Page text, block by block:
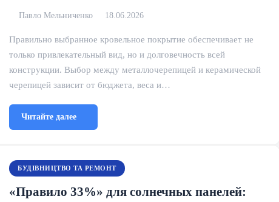
Павло Мельниченко 18.06.2026
Правильно выбранное кровельное покрытие обеспечивает не
только привлекательный вид, но и долговечность всей
конструкции. Выбор между металлочерепицей и керамической
черепицей зависит от бюджета, веса и…
Читайте далее
БУДІВНИЦТВО ТА РЕМОНТ
«Правило 33%» для солнечных панелей: